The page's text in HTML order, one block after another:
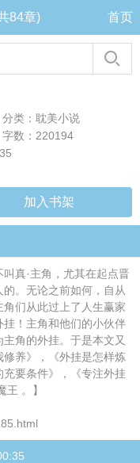
84章) 首页
分类：耽美小说
字数：220194
加入书架
真·主角，尤其在起点晋
。无论之前如何，自从
们从此过上了人生赢家
！主角和他们的小伙伴
角的外挂。于是本文又
养》，《外挂是怎样炼
要条件》，《专注外挂
。】